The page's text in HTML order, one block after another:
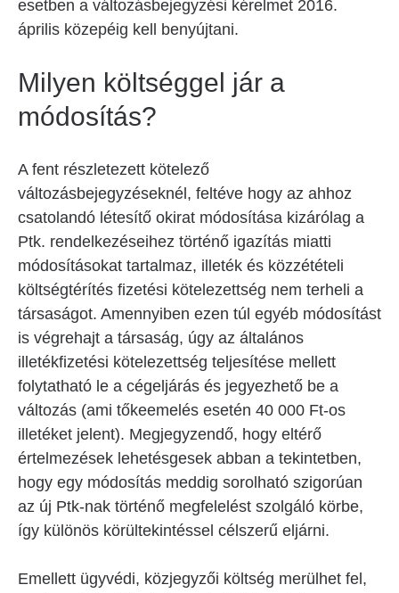
esetben a változásbejegyzési kérelmet 2016.
április közepéig kell benyújtani.
Milyen költséggel jár a
módosítás?
A fent részletezett kötelező
változásbejegyzéseknél, feltéve hogy az ahhoz
csatolandó létesítő okirat módosítása kizárólag a
Ptk. rendelkezéseihez történő igazítás miatti
módosításokat tartalmaz, illeték és közzétételi
költségtérítés fizetési kötelezettség nem terheli a
társaságot. Amennyiben ezen túl egyéb módosítást
is végrehajt a társaság, úgy az általános
illetékfizetési kötelezettség teljesítése mellett
folytatható le a cégeljárás és jegyezhető be a
változás (ami tőkeemelés esetén 40 000 Ft-os
illetéket jelent). Megjegyzendő, hogy eltérő
értelmezések lehetésgesek abban a tekintetben,
hogy egy módosítás meddig sorolható szigorúan
az új Ptk-nak történő megfelelést szolgáló körbe,
így különös körültekintéssel célszerű eljárni.
Emellett ügyvédi, közjegyzői költség merülhet fel,